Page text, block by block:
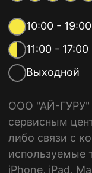
10:00 - 19:00
11:00 - 17:00
Выходной
ООО "АЙ-ГУРУ"
сервисным
либо связи с
используемые
iPhone, iPad,